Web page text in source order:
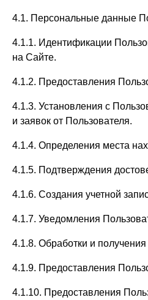
4.1. Персональные данные
4.1.1. Идентификации
на Сайте.
4.1.2. Предоставления
4.1.3. Установления с
и заявок от Пользователя.
4.1.4. Определения места
4.1.5. Подтверждения
4.1.6. Создания учетной
4.1.7. Уведомления
4.1.8. Обработки и
4.1.9. Предоставления
4.1.10. Предоставления